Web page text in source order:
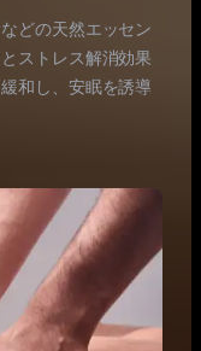
どの天然エッセン
ストレス解消効果
和し、安眠を誘導